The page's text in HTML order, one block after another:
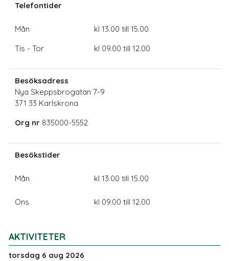
Telefontider
Mån
Tis - Tor
kl 13.00 till 15.00
kl 09.00 till 12.00
Besöksadress
Nya Skeppsbrogatan 7-9
371 33 Karlskrona
Org nr 835000-5552
Besökstider
Mån kl 13.00 till 15.00
Ons kl 09.00 till 12.00
AKTIVITETER
torsdag 6 aug 2026